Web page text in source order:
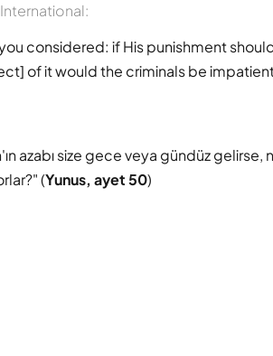
considered: if His punishment
of it would the criminals be
azabı size gece veya gündüz gelirse,
(Yunus, ayet 50)